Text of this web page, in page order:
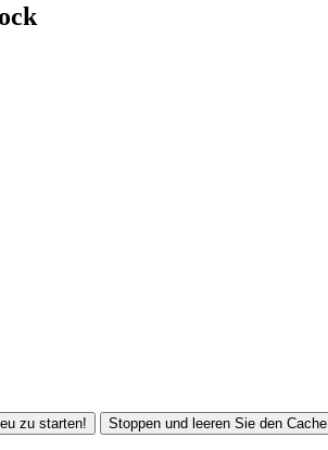
zu starten! Stoppen und leeren Sie den Cache.